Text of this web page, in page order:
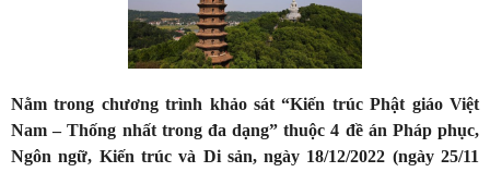
Nằm trong chương trình khảo sát “Kiến trúc Phật giáo Việt
Nam – Thống nhất trong đa dạng” thuộc 4 đề án Pháp phục,
Ngôn ngữ, Kiến trúc và Di sản, ngày 18/12/2022 (ngày 25/11